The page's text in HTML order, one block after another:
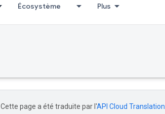
Écosystème Plus
Cette page a été traduite par l'API Cloud Translation